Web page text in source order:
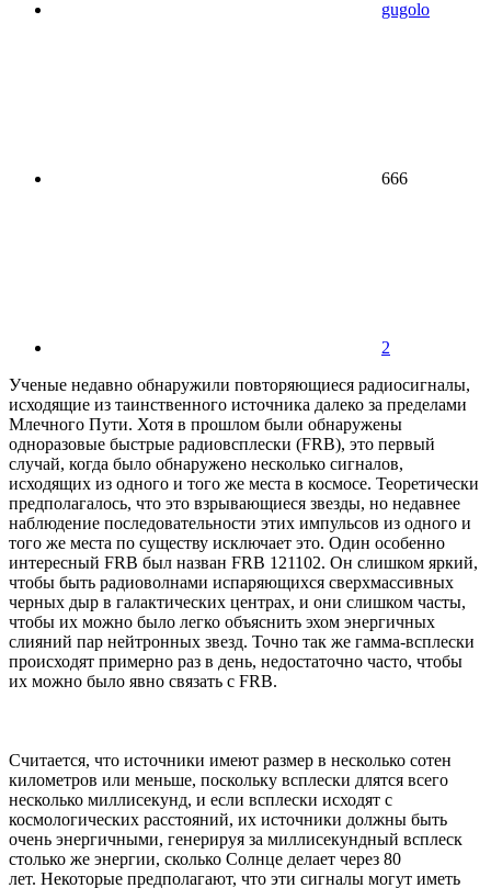
gugolo
666
2
Ученые недавно обнаружили повторяющиеся радиосигналы,
исходящие из таинственного источника далеко за пределами
Млечного Пути. Хотя в прошлом были обнаружены
одноразовые быстрые радиовсплески (FRB), это первый
случай, когда было обнаружено несколько сигналов,
исходящих из одного и того же места в космосе. Теоретически
предполагалось, что это взрывающиеся звезды, но недавнее
наблюдение последовательности этих импульсов из одного и
того же места по существу исключает это. Один особенно
интересный FRB был назван FRB 121102. Он слишком яркий,
чтобы быть радиоволнами испаряющихся сверхмассивных
черных дыр в галактических центрах, и они слишком часты,
чтобы их можно было легко объяснить эхом энергичных
слияний пар нейтронных звезд. Точно так же гамма-всплески
происходят примерно раз в день, недостаточно часто, чтобы
их можно было явно связать с FRB.
Считается, что источники имеют размер в несколько сотен
километров или меньше, поскольку всплески длятся всего
несколько миллисекунд, и если всплески исходят с
космологических расстояний, их источники должны быть
очень энергичными, генерируя за миллисекундный всплеск
столько же энергии, сколько Солнце делает через 80
лет. Некоторые предполагают, что эти сигналы могут иметь